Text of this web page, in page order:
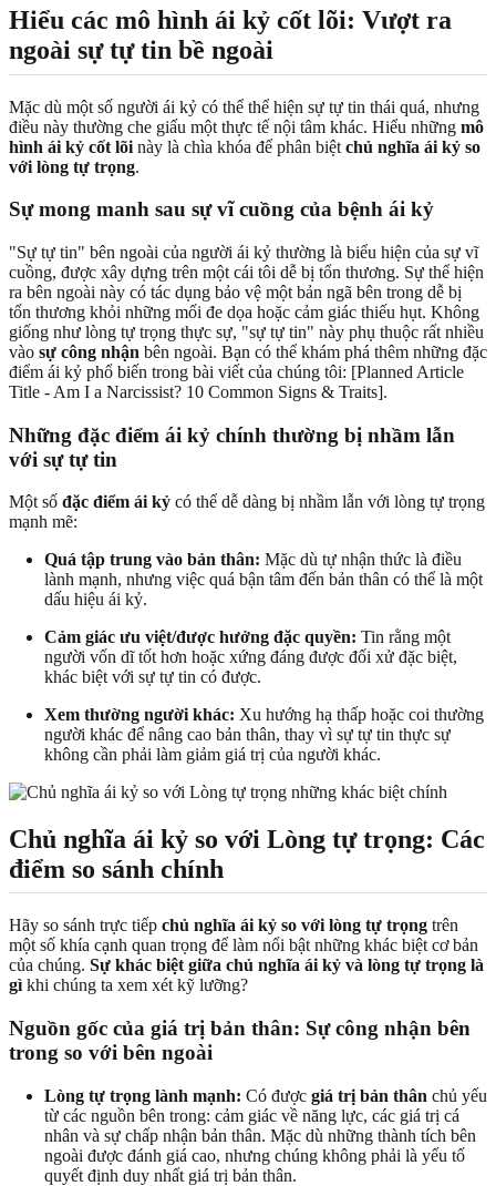
Hiểu các mô hình ái kỷ cốt lõi: Vượt ra
ngoài sự tự tin bề ngoài
Mặc dù một số người ái kỷ có thể thể hiện sự tự tin thái quá, nhưng
điều này thường che giấu một thực tế nội tâm khác. Hiểu những mô
hình ái kỷ cốt lõi này là chìa khóa để phân biệt chủ nghĩa ái kỷ so
với lòng tự trọng.
Sự mong manh sau sự vĩ cuồng của bệnh ái kỷ
"Sự tự tin" bên ngoài của người ái kỷ thường là biểu hiện của sự vĩ
cuồng, được xây dựng trên một cái tôi dễ bị tổn thương. Sự thể hiện
ra bên ngoài này có tác dụng bảo vệ một bản ngã bên trong dễ bị
tổn thương khỏi những mối đe dọa hoặc cảm giác thiếu hụt. Không
giống như lòng tự trọng thực sự, "sự tự tin" này phụ thuộc rất nhiều
vào sự công nhận bên ngoài. Bạn có thể khám phá thêm những đặc
điểm ái kỷ phổ biến trong bài viết của chúng tôi: [Planned Article
Title - Am I a Narcissist? 10 Common Signs & Traits].
Những đặc điểm ái kỷ chính thường bị nhầm lẫn
với sự tự tin
Một số đặc điểm ái kỷ có thể dễ dàng bị nhầm lẫn với lòng tự trọng
mạnh mẽ:
Quá tập trung vào bản thân: Mặc dù tự nhận thức là điều
lành mạnh, nhưng việc quá bận tâm đến bản thân có thể là một
dấu hiệu ái kỷ.
Cảm giác ưu việt/được hưởng đặc quyền: Tin rằng một
người vốn dĩ tốt hơn hoặc xứng đáng được đối xử đặc biệt,
khác biệt với sự tự tin có được.
Xem thường người khác: Xu hướng hạ thấp hoặc coi thường
người khác để nâng cao bản thân, thay vì sự tự tin thực sự
không cần phải làm giảm giá trị của người khác.
Chủ nghĩa ái kỷ so với Lòng tự trọng: Các
điểm so sánh chính
Hãy so sánh trực tiếp chủ nghĩa ái kỷ so với lòng tự trọng trên
một số khía cạnh quan trọng để làm nổi bật những khác biệt cơ bản
của chúng. Sự khác biệt giữa chủ nghĩa ái kỷ và lòng tự trọng là
gì khi chúng ta xem xét kỹ lưỡng?
Nguồn gốc của giá trị bản thân: Sự công nhận bên
trong so với bên ngoài
Lòng tự trọng lành mạnh: Có được giá trị bản thân chủ yếu
từ các nguồn bên trong: cảm giác về năng lực, các giá trị cá
nhân và sự chấp nhận bản thân. Mặc dù những thành tích bên
ngoài được đánh giá cao, nhưng chúng không phải là yếu tố
quyết định duy nhất giá trị bản thân.